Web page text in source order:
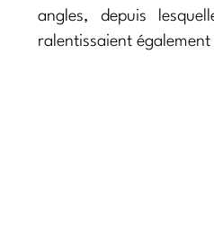
angles, depuis
ralentissaient également